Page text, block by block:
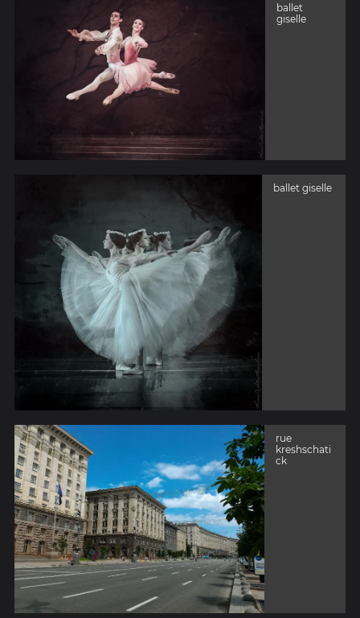
ballet
giselle
ballet giselle
rue
kreshschati
ck